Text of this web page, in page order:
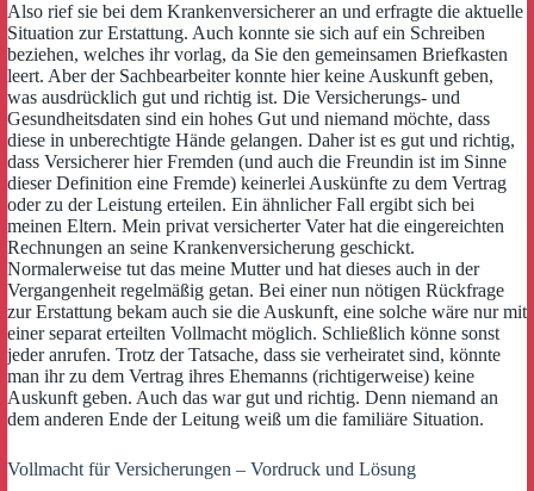
Also rief sie bei dem Krankenversicherer an und erfragte die aktuelle
Situation zur Erstattung. Auch konnte sie sich auf ein Schreiben
beziehen, welches ihr vorlag, da Sie den gemeinsamen Briefkasten
leert. Aber der Sachbearbeiter konnte hier keine Auskunft geben,
was ausdrücklich gut und richtig ist. Die Versicherungs- und
Gesundheitsdaten sind ein hohes Gut und niemand möchte, dass
diese in unberechtigte Hände gelangen. Daher ist es gut und richtig,
dass Versicherer hier Fremden (und auch die Freundin ist im Sinne
dieser Definition eine Fremde) keinerlei Auskünfte zu dem Vertrag
oder zu der Leistung erteilen. Ein ähnlicher Fall ergibt sich bei
meinen Eltern. Mein privat versicherter Vater hat die eingereichten
Rechnungen an seine Krankenversicherung geschickt.
Normalerweise tut das meine Mutter und hat dieses auch in der
Vergangenheit regelmäßig getan. Bei einer nun nötigen Rückfrage
zur Erstattung bekam auch sie die Auskunft, eine solche wäre nur mit
einer separat erteilten Vollmacht möglich. Schließlich könne sonst
jeder anrufen. Trotz der Tatsache, dass sie verheiratet sind, könnte
man ihr zu dem Vertrag ihres Ehemanns (richtigerweise) keine
Auskunft geben. Auch das war gut und richtig. Denn niemand an
dem anderen Ende der Leitung weiß um die familiäre Situation.
Vollmacht für Versicherungen – Vordruck und Lösung